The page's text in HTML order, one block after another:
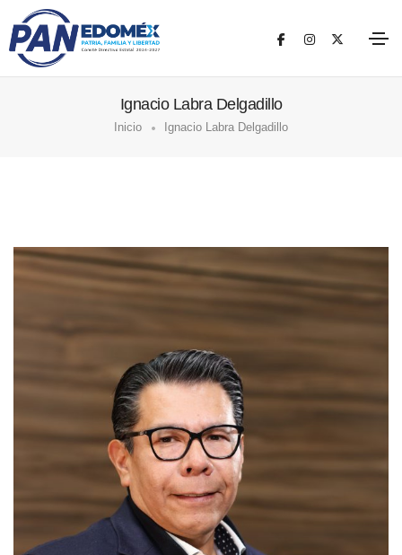
Ignacio Labra Delgadillo
Inicio Ignacio Labra Delgadillo